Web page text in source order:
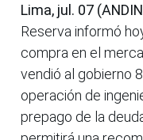
Lima, jul. 07
Reserva informó
compra en el
vendió al gobierno
operación de
prepago de la